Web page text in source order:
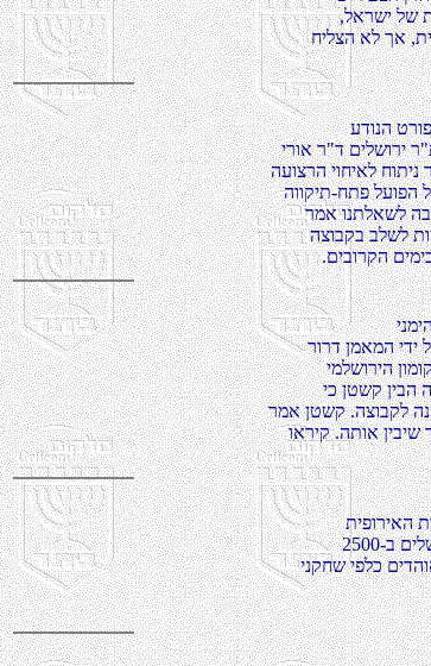
.ןמצלוה
תליחתב ףרטצה
ר"ד -
םויה עבק ,היגלבמ
ןטפק לע יכ לקנרפ
עגפנ ילא .תבלוצה
לע ךרדש תעב
יכ שדד השמ
הפקתה ןקחש
-
ר"תיב לש
תובקעב ןטשק
."ריעה לכ"
לע תרוקיב תחתמנ
ןיבמ אלש ןקחשש
ןידה תיב -
לגרודכל
םיירציוש םיקנרפ